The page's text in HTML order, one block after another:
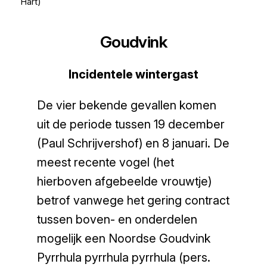
Goudvink
Incidentele wintergast
De vier bekende gevallen komen
uit de periode tussen 19 december
(Paul Schrijvershof) en 8 januari. De
meest recente vogel (het
hierboven afgebeelde vrouwtje)
betrof vanwege het gering contract
tussen boven- en onderdelen
mogelijk een Noordse Goudvink
Pyrrhula pyrrhula pyrrhula (pers.